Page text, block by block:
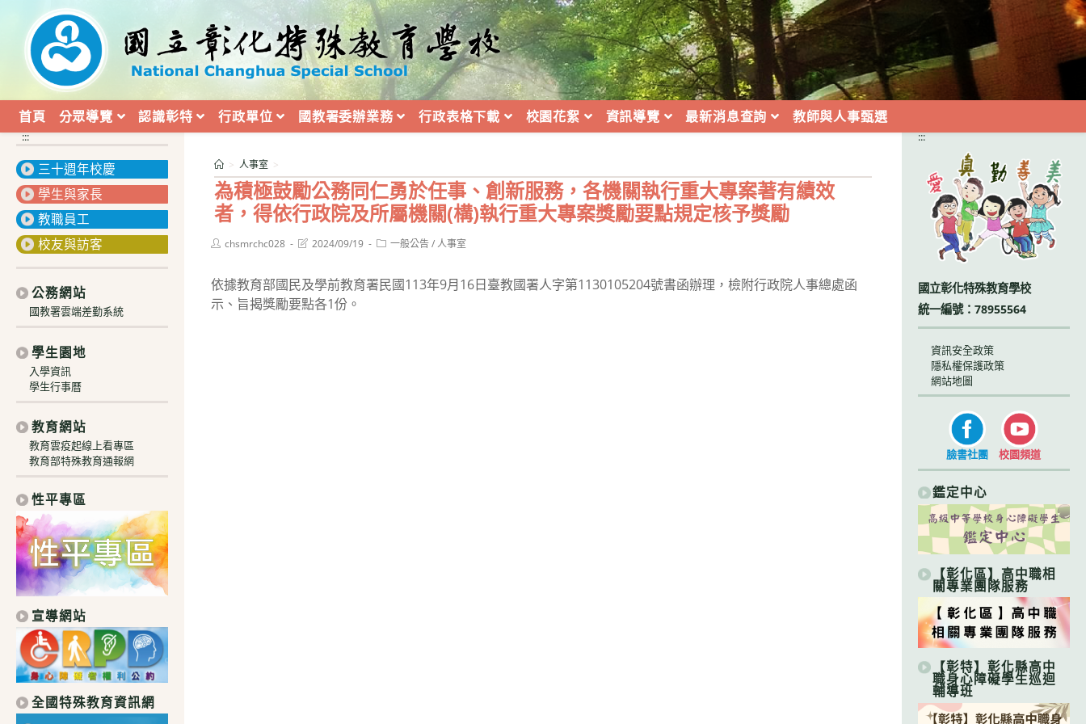
內
首頁 分眾導覽 認識彰特 行政單位 國教署委辦業務 行政表格下載 校園花絮 資訊導覽 最新消息查詢 教師與人事甄選
為積極鼓勵公務同仁勇於任事、創新服務，各機關執行重大專案著有績效
者，得依行政院及所屬機關(構)執行重大專案獎勵要點規定核予獎勵
> 人事室 >
Postchsmrchc028
Post2024/09/19
Post一般公告 / 人事室
依據教育部國民及學前教育署民國113年9月16日臺教國署人字第1130105204號書函辦理，檢附行政院人事總處函
示、旨揭獎勵要點各1份。
:::
三十週年校慶
學生與家長
教職員工
校友與訪客
公務網站
國教署雲端差勤系統
學生園地
入學資訊
學生行事曆
教育網站
教育雲疫起線上看專區
教育部特殊教育通報網
性平專區
宣導網站
全國特殊教育資訊網
:::
國立彰化特殊教育學校
統一編號：78955564
資訊安全政策
隱私權保護政策
網站地圖
臉書社團 校園頻道
鑑定中心
【彰化區】高中職相
關專業團隊服務
【彰特】彰化縣高中
職身心障礙學生巡迴
輔導班